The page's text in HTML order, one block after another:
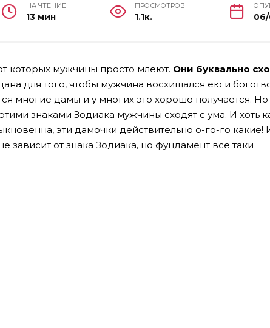
НА ЧТЕНИЕ
13 мин
ПРОСМОТРОВ
1.1к. 06/
которых мужчины просто млеют. Они буквально
для того, чтобы мужчина восхищался ею и
многие дамы и у многих это хорошо получается. Но
знаками Зодиака мужчины сходят с ума. И хоть
эти дамочки действительно о-го-го какие!
зависит от знака Зодиака, но фундамент всё таки